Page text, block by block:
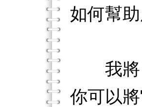
如何幫
我將《
你可以